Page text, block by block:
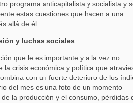
programa anticapitalista y socialista y
estas cuestiones que hacen a una
allá de él.
y luchas sociales
que le es importante y a la vez no
la crisis económica y política que
con un fuerte deterioro de los
del mes es una foto de un momento
la producción y el consumo, pérdidas